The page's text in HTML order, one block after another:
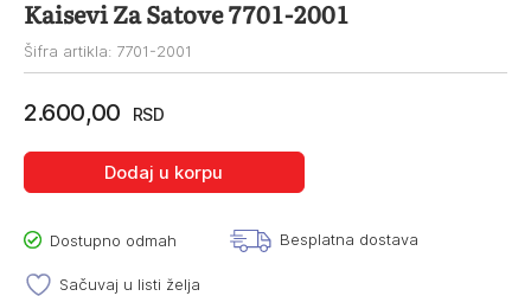
Kaisevi Za Satove 7701-2001
Šifra artikla: 7701-2001
2.600,00 RSD
Dodaj u korpu
Dostupno odmah Besplatna dostava
Sačuvaj u listi želja